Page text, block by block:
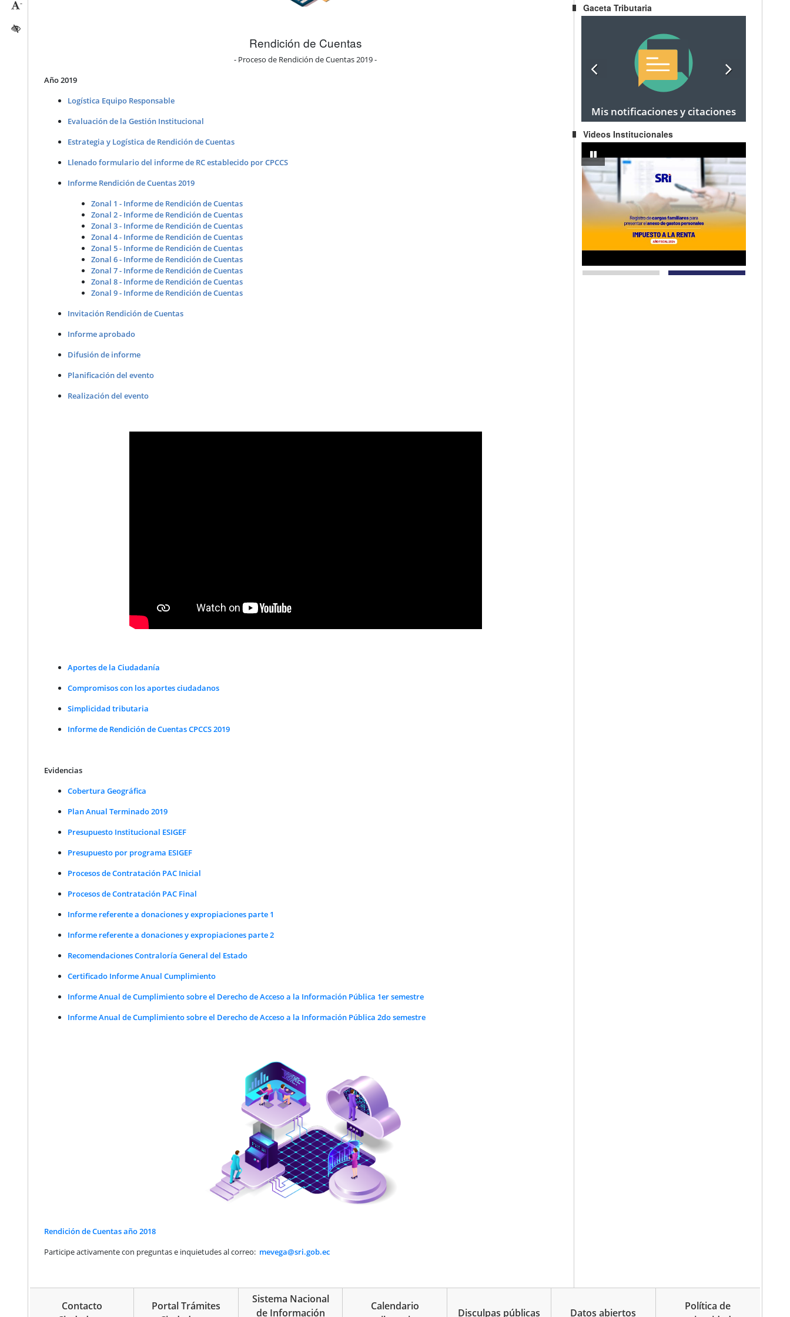
-Reducir tamaño caracteres
Activar/quitar contraste
Rendición de Cuentas
- Proceso de Rendición de Cuentas 2019 -
Año 2019
Logística Equipo Responsable
Evaluación de la Gestión Institucional
Estrategia y Logística de Rendición de Cuentas
Llenado formulario del informe de RC establecido por CPCCS
Informe Rendición de Cuentas 2019
Zonal 1 - Informe de Rendición de Cuentas
Zonal 2 - Informe de Rendición de Cuentas
Zonal 3 - Informe de Rendición de Cuentas
Zonal 4 - Informe de Rendición de Cuentas
Zonal 5 - Informe de Rendición de Cuentas
Zonal 6 - Informe de Rendición de Cuentas
Zonal 7 - Informe de Rendición de Cuentas
Zonal 8 - Informe de Rendición de Cuentas
Zonal 9 - Informe de Rendición de Cuentas
Invitación Rendición de Cuentas
Informe aprobado
Difusión de informe
Planificación del evento
Realización del evento
Aportes de la Ciudadanía
Compromisos con los aportes ciudadanos
Simplicidad tributaria
Informe de Rendición de Cuentas CPCCS 2019
Evidencias
Cobertura Geográfica
Plan Anual Terminado 2019
Presupuesto Institucional ESIGEF
Presupuesto por programa ESIGEF
Procesos de Contratación PAC Inicial
Procesos de Contratación PAC Final
Informe referente a donaciones y expropiaciones parte 1
Informe referente a donaciones y expropiaciones parte 2
Recomendaciones Contraloría General del Estado
Certificado Informe Anual Cumplimiento
Informe Anual de Cumplimiento sobre el Derecho de Acceso a la Información Pública 1er semestre
Informe Anual de Cumplimiento sobre el Derecho de Acceso a la Información Pública 2do semestre
Rendición de Cuentas año 2018
Participe activamente con preguntas e inquietudes al correo: mevega@sri.gob.ec
Gaceta Tributaria
Mis notificaciones y citaciones
Videos Institucionales
pausar
Contacto
Portal Trámites
Sistema Nacional
de Información
Calendario
Disculpas públicas Datos abiertos
Política de